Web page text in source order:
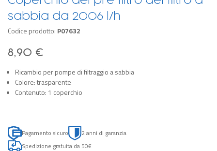
sabbia da 2006 l/h
Codice prodotto: P07632
8,90 €
Ricambio per pompe di filtraggio a sabbia
Colore: trasparente
Contenuto: 1 coperchio
Pagamento sicuro
2 anni di garanzia
Spedizione gratuita da 50€